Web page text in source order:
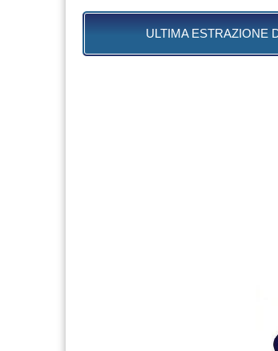
ULTIMA ESTRAZIONE